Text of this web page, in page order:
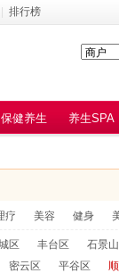
排行榜
保健养生 养生SPA
疗 美容 健身
区 丰台区
石景
密云区 平谷区